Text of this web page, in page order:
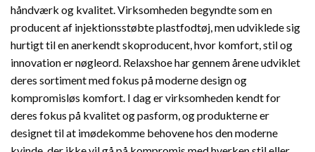
håndværk og kvalitet. Virksomheden begyndte som en
producent af injektionsstøbte plastfodtøj, men udviklede sig
hurtigt til en anerkendt skoproducent, hvor komfort, stil og
innovation er nøgleord. Relaxshoe har gennem årene udviklet
deres sortiment med fokus på moderne design og
kompromisløs komfort. I dag er virksomheden kendt for
deres fokus på kvalitet og pasform, og produkterne er
designet til at imødekomme behovene hos den moderne